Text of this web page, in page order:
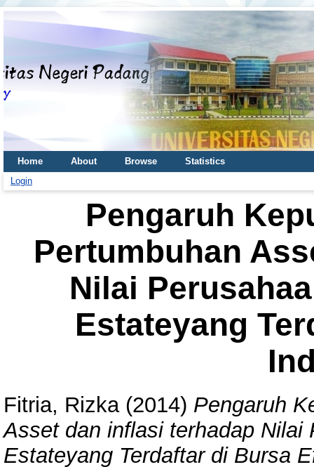
Home About Browse
Statistics
Login
Pengaruh
Pertumbuhan
Nilai
Estateyang
Fitria, Rizka(2014) Pengaruh
Asset dan inflasi terhadap Nilai
Estateyang Terdaftar di Bursa